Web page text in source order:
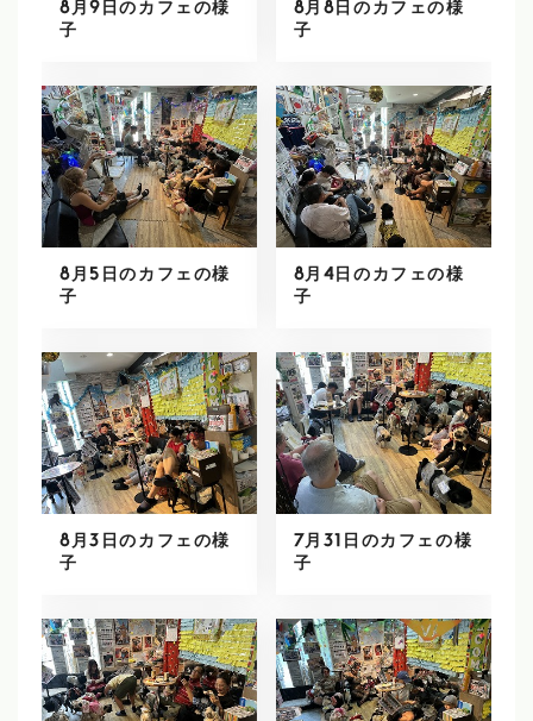
8月9日のカフェの様
子
8月8日のカフェの様
子
8月5日のカフェの様
子
8月4日のカフェの様
子
8月3日のカフェの様
子
7月31日のカフェの様
子